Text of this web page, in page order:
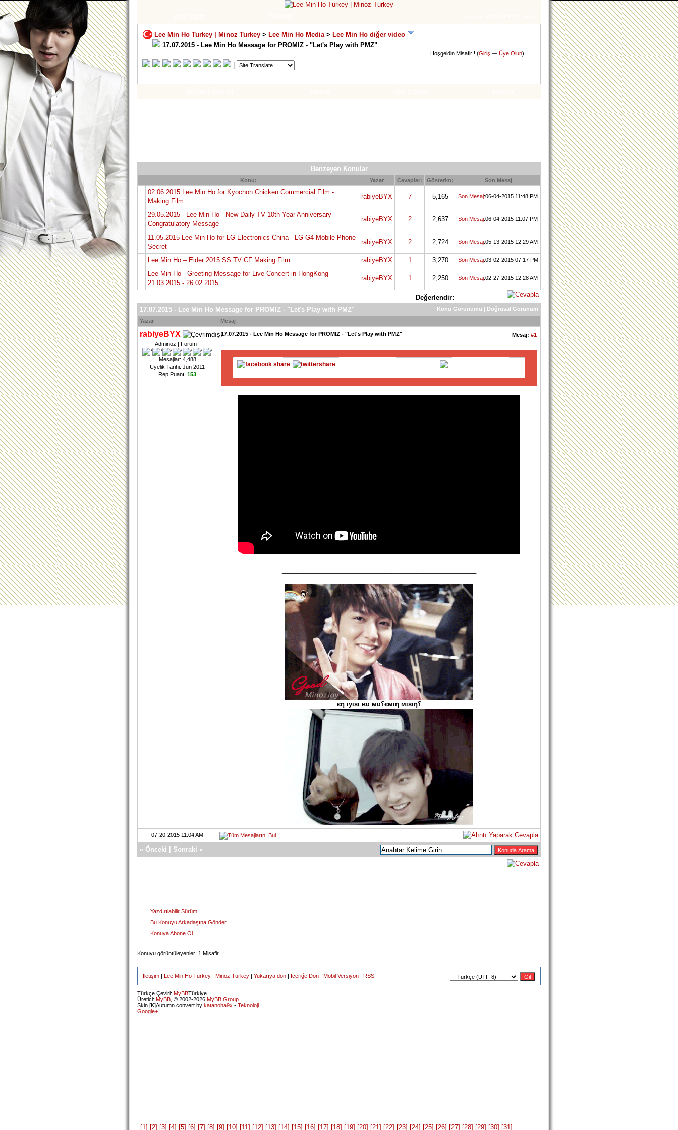
Lee Min Ho Turkey | Minoz Turkey > Lee Min Ho Media> Lee Min Ho diğer video
17.07.2015 - Lee Min Ho Message for PROMIZ - "Let's Play with PMZ"
Hoşgeldin Misafir ! (Giriş — Üye Olun)
Benzeyen Konular
Konu: Yazar Cevaplar: Gösterim: Son Mesaj
02.06.2015 Lee Min Ho for Kyochon Chicken Commercial Film -
Making Film
rabiyeBYX 7 5,165 Son Mesaj:06-04-2015 11:48 PM
29.05.2015 - Lee Min Ho - New Daily TV 10th Year Anniversary
Congratulatory Message
rabiyeBYX 2 2,637 Son Mesaj:06-04-2015 11:07 PM
11.05.2015 Lee Min Ho for LG Electronics China - LG G4 Mobile Phone
Secret
rabiyeBYX 2 2,724 Son Mesaj:05-13-2015 12:29 AM
Lee Min Ho – Eider 2015 SS TV CF Making Film rabiyeBYX 1 3,270 Son Mesaj:03-02-2015 07:17 PM
Lee Min Ho - Greeting Message for Live Concert in HongKong
21.03.2015 - 26.02.2015
rabiyeBYX 1 2,250 Son Mesaj:02-27-2015 12:28 AM
Değerlendir:
Konu Görünümü | Doğrusal Görünüm
17.07.2015 - Lee Min Ho Message for PROMIZ - "Let's Play with PMZ"
Yazar Mesaj
rabiyeBYX
Adminoz | Forum |
Mesajlar: 4,488
Üyelik Tarihi: Jun 2011
Rep Puanı: 153
Mesaj: #1
17.07.2015 - Lee Min Ho Message for PROMIZ - "Let's Play with PMZ"
єη ιуιѕι вυ мυ؟ємιη мιѕιη؟
07-20-2015 11:04 AM
« Önceki Sonraki »
Yazdırılabilir Sürüm
Bu Konuyu Arkadaşına Gönder
Konuya Abone Ol
Konuyu görüntüleyenler: 1 Misafir
İletişim | Lee Min Ho Turkey | Minoz Turkey | Yukarıya dön | İçeriğe Dön | Mobil Versiyon | RSS
Türkçe Çeviri: MyBBTürkiye
Üretici: MyBB , © 2002-2026 MyBB Group
Skin [K]Autumn convert by katanoha9x - Teknoloji
Google+
[1] [2] [3] [4] [5] [6] [7] [8] [9] [10] [11] [12] [13] [14] [15] [16] [17] [18] [19] [20] [21] [22] [23] [24] [25] [26] [27] [28] [29] [30] [31]